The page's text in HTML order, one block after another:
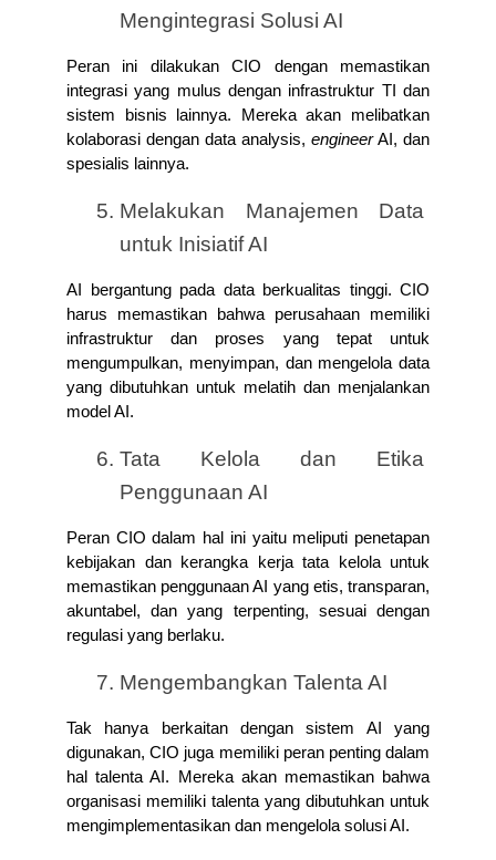
Mengintegrasi Solusi AI
Peran ini dilakukan CIO dengan memastikan
integrasi yang mulus dengan infrastruktur TI dan
sistem bisnis lainnya. Mereka akan melibatkan
kolaborasi dengan data analysis, engineer AI, dan
spesialis lainnya.
Melakukan Manajemen Data
untuk Inisiatif AI
AI bergantung pada data berkualitas tinggi. CIO
harus memastikan bahwa perusahaan memiliki
infrastruktur dan proses yang tepat untuk
mengumpulkan, menyimpan, dan mengelola data
yang dibutuhkan untuk melatih dan menjalankan
model AI.
Tata Kelola dan Etika
Penggunaan AI
Peran CIO dalam hal ini yaitu meliputi penetapan
kebijakan dan kerangka kerja tata kelola untuk
memastikan penggunaan AI yang etis, transparan,
akuntabel, dan yang terpenting, sesuai dengan
regulasi yang berlaku.
Mengembangkan Talenta AI
Tak hanya berkaitan dengan sistem AI yang
digunakan, CIO juga memiliki peran penting dalam
hal talenta AI. Mereka akan memastikan bahwa
organisasi memiliki talenta yang dibutuhkan untuk
mengimplementasikan dan mengelola solusi AI.